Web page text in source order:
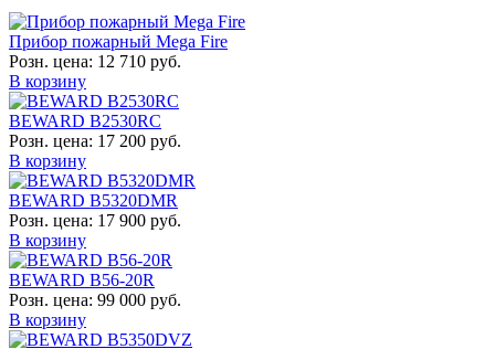
Прибор пожарный Mega Fire
Розн. цена: 12 710 руб.
В корзину
BEWARD B2530RC
Розн. цена: 17 200 руб.
В корзину
BEWARD B5320DMR
Розн. цена: 17 900 руб.
В корзину
BEWARD B56-20R
Розн. цена: 99 000 руб.
В корзину